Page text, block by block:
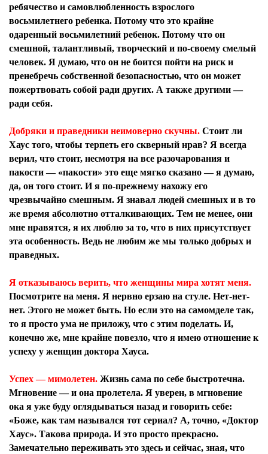
ребячество и самовлюбленность взрослого
восьмилетнего ребенка. Потому что это крайне
одаренный восьмилетний ребенок. Потому что он
смешной, талантливый, творческий и по-своему смелый
человек. Я думаю, что он не боится пойти на риск и
пренебречь собственной безопасностью, что он может
пожертвовать собой ради других. А также другими —
ради себя.
Добряки и праведники неимоверно скучны. Стоит ли
Хаус того, чтобы терпеть его скверный нрав? Я всегда
верил, что стоит, несмотря на все разочарования и
пакости — «пакости» это еще мягко сказано — я думаю,
да, он того стоит. И я по-прежнему нахожу его
чрезвычайно смешным. Я знавал людей смешных и в то
же время абсолютно отталкивающих. Тем не менее, они
мне нравятся, я их люблю за то, что в них присутствует
эта особенность. Ведь не любим же мы только добрых и
праведных.
Я отказываюсь верить, что женщины мира хотят меня.
Посмотрите на меня. Я нервно ерзаю на стуле. Нет-нет-
нет. Этого не может быть. Но если это на самомделе так,
то я просто ума не приложу, что с этим поделать. И,
конечно же, мне крайне повезло, что я имею отношение к
успеху у женщин доктора Хауса.
Успех — мимолетен. Жизнь сама по себе быстротечна.
Мгновение — и она пролетела. Я уверен, в мгновение
ока я уже буду оглядываться назад и говорить себе:
«Боже, как там назывался тот сериал? А, точно, «Доктор
Хаус». Такова природа. И это просто прекрасно.
Замечательно переживать это здесь и сейчас, зная, что